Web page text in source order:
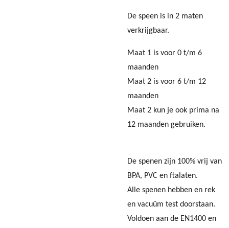
De speen is in 2 maten
verkrijgbaar.
Maat 1 is voor 0 t/m 6
maanden
Maat 2 is voor 6 t/m 12
maanden
Maat 2 kun je ook prima na
12 maanden gebruiken.
De spenen zijn 100% vrij van
BPA, PVC en ftalaten.
Alle spenen hebben en rek
en vacuüm test doorstaan.
Voldoen aan de EN1400 en